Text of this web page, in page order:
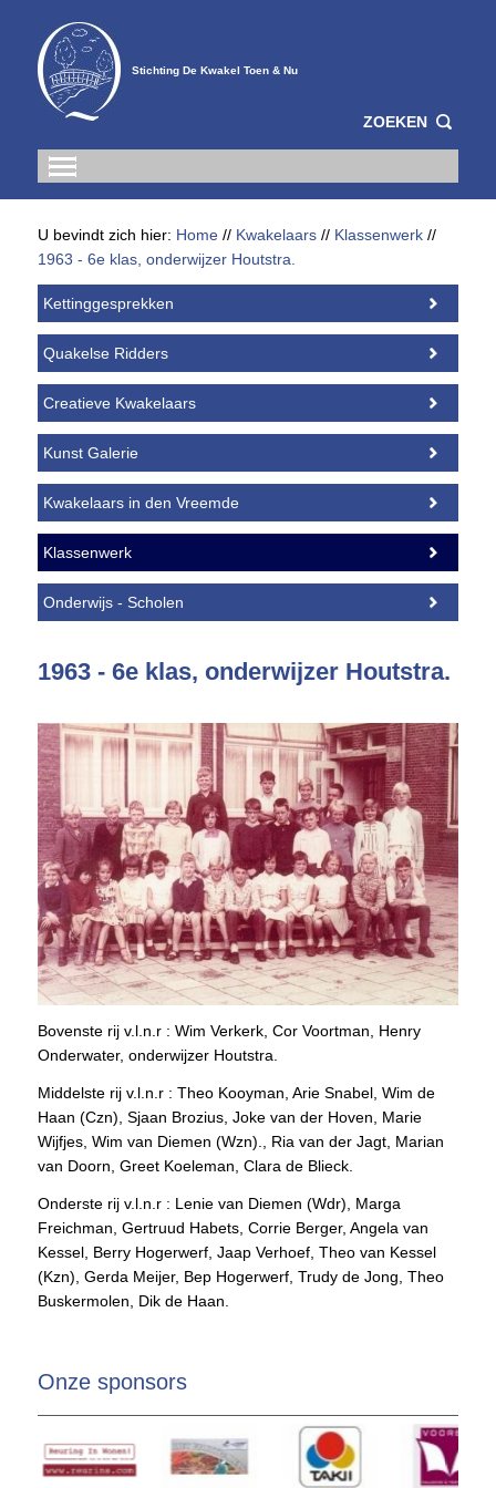
Stichting De Kwakel Toen & Nu
ZOEKEN
U bevindt zich hier: Home// Kwakelaars// Klassenwerk//
1963 - 6e klas, onderwijzer Houtstra.
Kettinggesprekken
Quakelse Ridders
Creatieve Kwakelaars
Kunst Galerie
Kwakelaars in den Vreemde
Klassenwerk
Onderwijs - Scholen
1963 - 6e klas, onderwijzer Houtstra.
Bovenste rij v.l.n.r : Wim Verkerk, Cor Voortman, Henry
Onderwater, onderwijzer Houtstra.
Middelste rij v.l.n.r : Theo Kooyman, Arie Snabel, Wim de
Haan (Czn), Sjaan Brozius, Joke van der Hoven, Marie
Wijfjes, Wim van Diemen (Wzn)., Ria van der Jagt, Marian
van Doorn, Greet Koeleman, Clara de Blieck.
Onderste rij v.l.n.r : Lenie van Diemen (Wdr), Marga
Freichman, Gertruud Habets, Corrie Berger, Angela van
Kessel, Berry Hogerwerf, Jaap Verhoef, Theo van Kessel
(Kzn), Gerda Meijer, Bep Hogerwerf, Trudy de Jong, Theo
Buskermolen, Dik de Haan.
Onze sponsors